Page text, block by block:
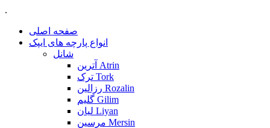
.
صفحه اصلی
انواع پارچه های ایپک
شانل
آترین Atrin
ترک Tork
رزالین Rozalin
گلیم Gilim
لیان Liyan
مرسین Mersin